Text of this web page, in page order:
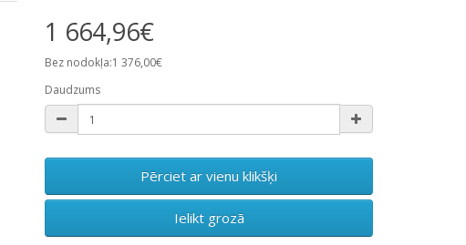
1 664,96€
Bez nodokļa:1 376,00€
Daudzums
Pērciet ar vienu klikšķi
Ielikt grozā